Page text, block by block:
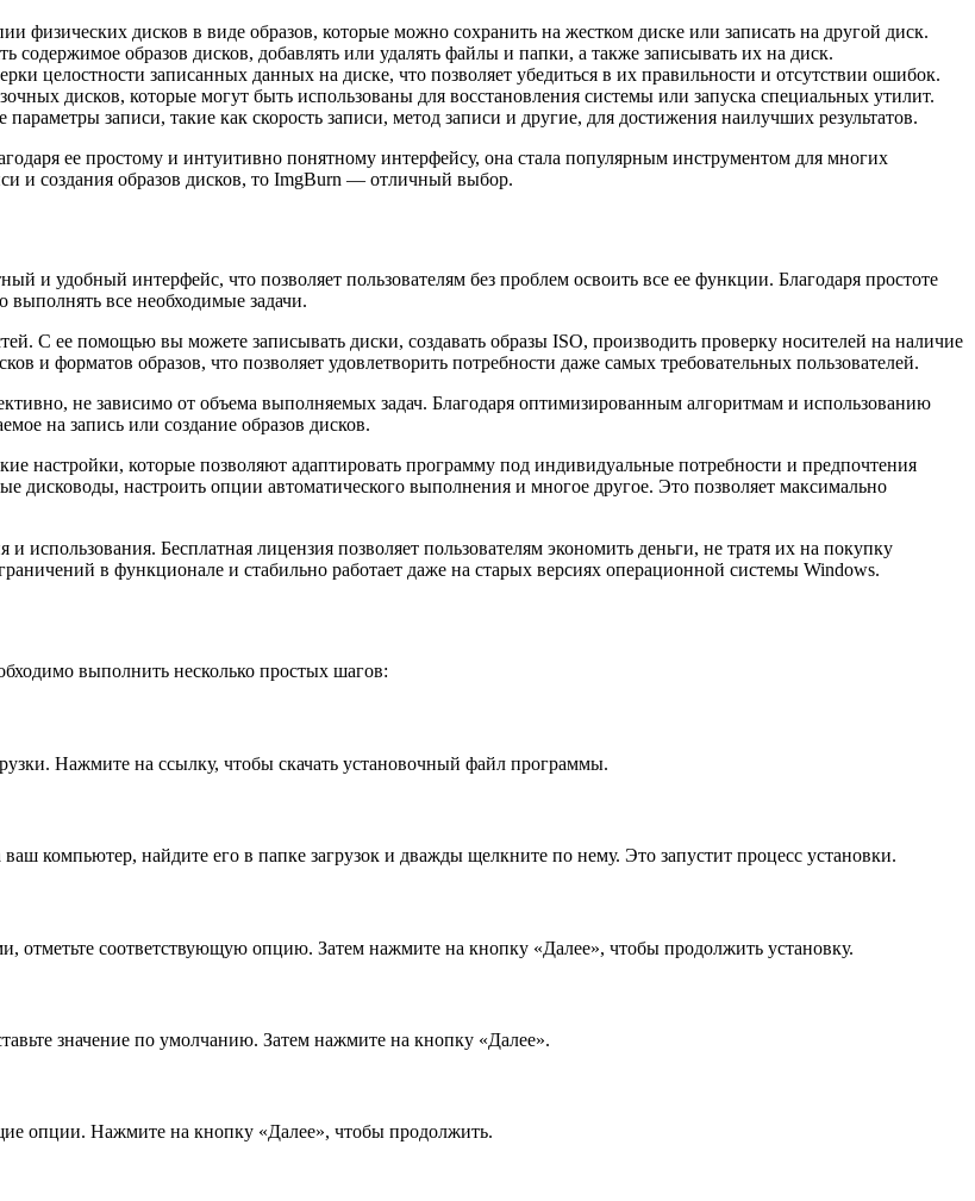
физических дисков в виде образов, которые можно сохранить на жестком диске или записать на другой диск.
содержимое образов дисков, добавлять или удалять файлы и папки, а также записывать их на диск.
целостности записанных данных на диске, что позволяет убедиться в их правильности и отсутствии ошибок.
дисков, которые могут быть использованы для восстановления системы или запуска специальных утилит.
записи, такие как скорость записи, метод записи и другие, для достижения наилучших результатов.
ее простому и интуитивно понятному интерфейсу, она стала популярным инструментом для многих
и создания образов дисков, то ImgBurn — отличный выбор.
и удобный интерфейс, что позволяет пользователям без проблем освоить все ее функции. Благодаря простоте
все необходимые задачи.
С ее помощью вы можете записывать диски, создавать образы ISO, производить проверку носителей на наличие
и форматов образов, что позволяет удовлетворить потребности даже самых требовательных пользователей.
не зависимо от объема выполняемых задач. Благодаря оптимизированным алгоритмам и использованию
на запись или создание образов дисков.
настройки, которые позволяют адаптировать программу под индивидуальные потребности и предпочтения
дисководы, настроить опции автоматического выполнения и многое другое. Это позволяет максимально
и использования. Бесплатная лицензия позволяет пользователям экономить деньги, не тратя их на покупку
в функционале и стабильно работает даже на старых версиях операционной системы Windows.
выполнить несколько простых шагов:
Нажмите на ссылку, чтобы скачать установочный файл программы.
компьютер, найдите его в папке загрузок и дважды щелкните по нему. Это запустит процесс установки.
отметьте соответствующую опцию. Затем нажмите на кнопку «Далее», чтобы продолжить установку.
значение по умолчанию. Затем нажмите на кнопку «Далее».
опции. Нажмите на кнопку «Далее», чтобы продолжить.